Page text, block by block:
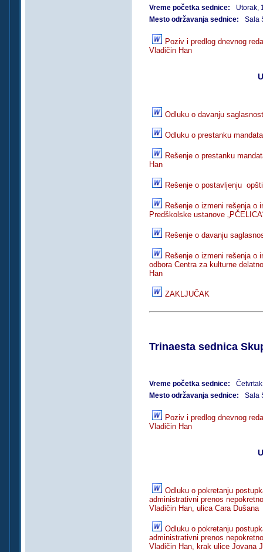
Vreme početka sednice:
Utorak,
Mesto održavanja sednice:
Sala
Poziv i predlog dnevnog
Vladičin Han
Odluku o davanju
Odluku o prestanku
Rešenje o prestanku
Han
Rešenje o postavljenju
Rešenje o izmeni rešenja o
Predškolske ustanove
Rešenje o davanju
Rešenje o izmeni rešenja o
odbora Centra za kulturne
Han
ZAKLJUČAK
Trinaesta sednica
Vreme početka sednice:
Mesto održavanja sednice:
Sala
Poziv i predlog dnevnog
Vladičin Han
Odluku o pokretanju
administrativni prenos
Vladičin Han, ulica Cara Dušana
Odluku o pokretanju
administrativni prenos
Vladičin Han, krak ulice Jovana